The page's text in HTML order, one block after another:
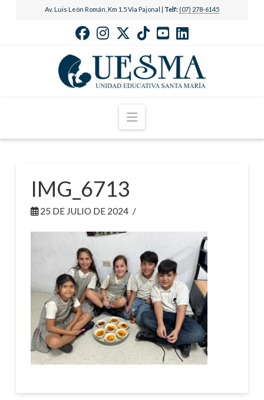
Av. Luis León Román, Km 1.5 Vía Pajonal | Telf: (07) 278-6145
Navigation
IMG_6713
25 DE JULIO DE 2024